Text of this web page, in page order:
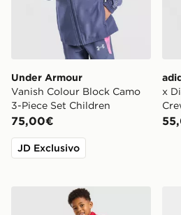
Under Armour
Vanish Colour Block Camo
3-Piece Set Children
75,00€
JD Exclusivo
x
Under Armour Twist 1/4 Zip